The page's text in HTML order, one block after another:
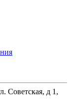
Советская, д 1,